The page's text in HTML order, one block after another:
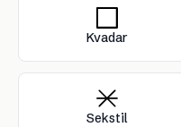
Kvadar
Sekstil